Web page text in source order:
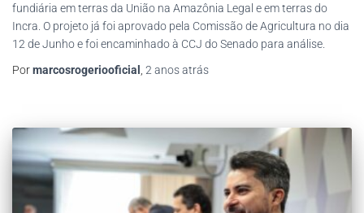
fundiária em terras da União na Amazônia Legal e em terras do
Incra. O projeto já foi aprovado pela Comissão de Agricultura no dia
12 de Junho e foi encaminhado à CCJ do Senado para análise.
Pormarcosrogeriooficial 2 anosatrás